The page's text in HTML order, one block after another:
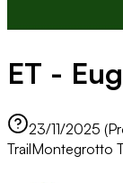
ET -
23/11/2025
TrailMontegrotto